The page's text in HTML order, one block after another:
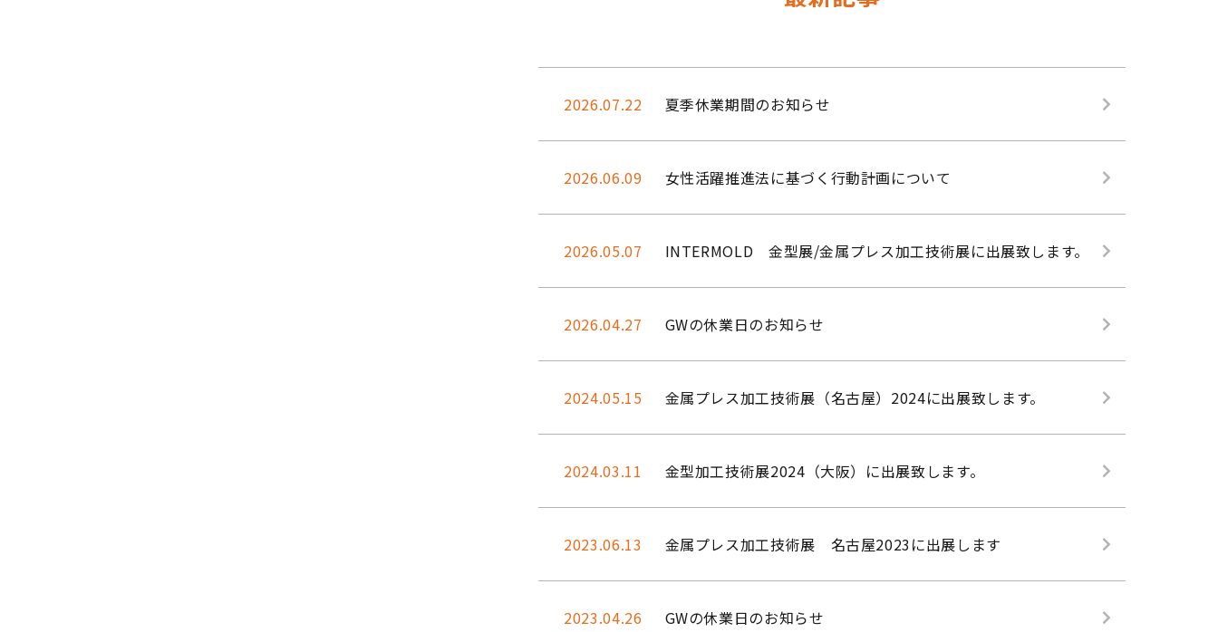
2026.07.22 夏季休業期間のお知らせ
2026.06.09 女性活躍推進法に基づく行動計画について
2026.05.07 INTERMOLD 金型展/金属プレス加工技術展に出展致します。
2026.04.27 GWの休業日のお知らせ
2024.05.15 金属プレス加工技術展（名古屋）2024に出展致します。
2024.03.11 金型加工技術展2024（大阪）に出展致します。
2023.06.13 金属プレス加工技術展 名古屋2023に出展します
2023.04.26 GWの休業日のお知らせ